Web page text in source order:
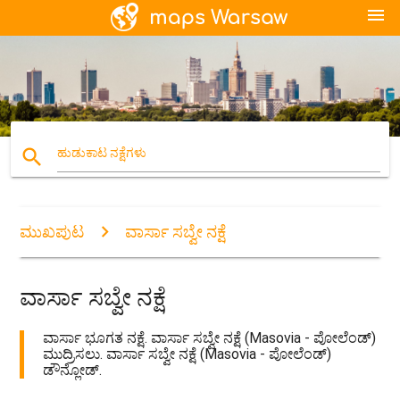
menu
search ಹುಡುಕಾಟ ನಕ್ಷೆಗಳು
ಮುಖಪುಟ ವಾರ್ಸಾ ಸಬ್ವೇ ನಕ್ಷೆ
ವಾರ್ಸಾ ಸಬ್ವೇ ನಕ್ಷೆ
ವಾರ್ಸಾ ಭೂಗತ ನಕ್ಷೆ. ವಾರ್ಸಾ ಸಬ್ವೇ ನಕ್ಷೆ (Masovia - ಪೋಲೆಂಡ್)
ಮುದ್ರಿಸಲು. ವಾರ್ಸಾ ಸಬ್ವೇ ನಕ್ಷೆ (Masovia - ಪೋಲೆಂಡ್)
ಡೌನ್ಲೋಡ್.